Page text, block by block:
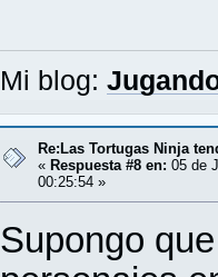
Mi blog:
Re:Las Tortugas Ninja
« Respuesta #8 en: 05 de
00:25:54 »
Supongo